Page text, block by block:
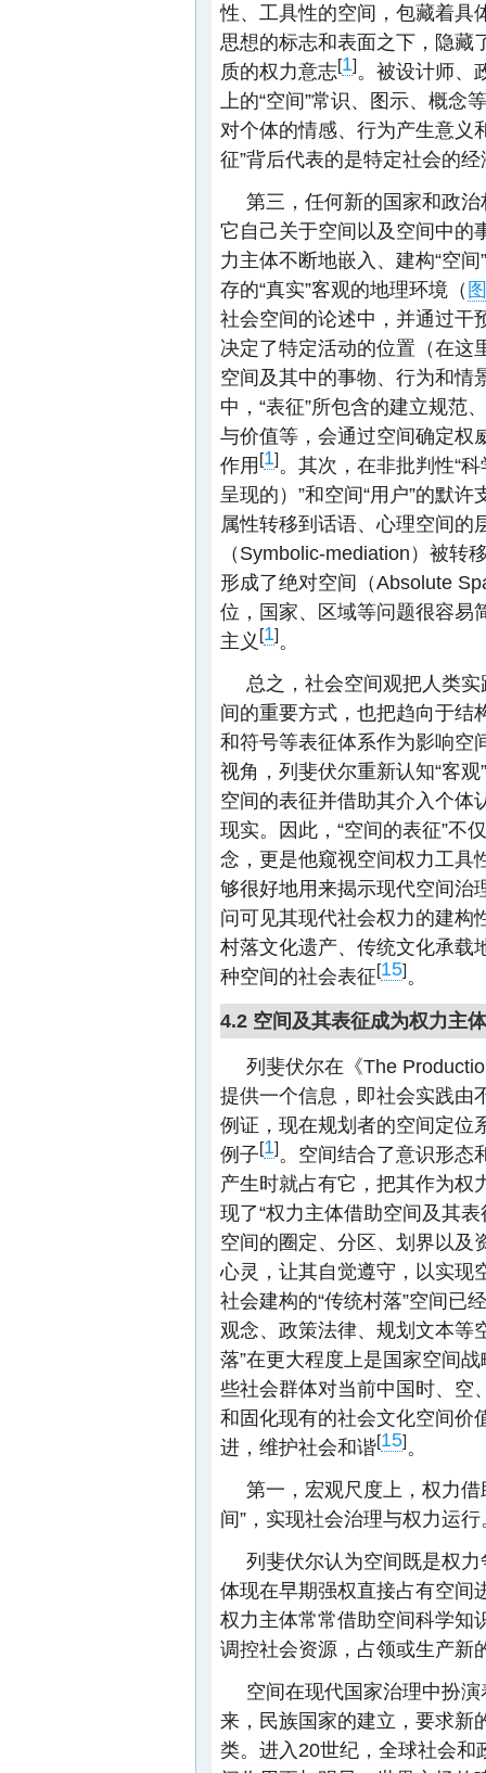
性、工具性的空间，包藏着具
思想的标志和表面之下，隐藏
质的权力意志[1]。被设计师、
上的“空间”常识、图示、概
对个体的情感、行为产生意义
征”背后代表的是特定社会的
第三，任何新的国家和政
它自己关于空间以及空间中的
力主体不断地嵌入、建构“空
存的“真实”客观的地理环境（
社会空间的论述中，并通过干
决定了特定活动的位置（在这
空间及其中的事物、行为和情
中，“表征”所包含的建立规范
与价值等，会通过空间确定权
作用 [1]。其次，在非批判性“
呈现的）”和空间“用户”的默
属性转移到话语、心理空间的
（Symbolic-mediation）被转
形成了绝对空间（Absolute
位，国家、区域等问题很容易
主义 [1]。
总之，社会空间观把人类
间的重要方式，也把趋向于结
和符号等表征体系作为影响空
视角，列斐伏尔重新认知“客
空间的表征并借助其介入个体
现实。因此，“空间的表征”不
念，更是他窥视空间权力工具
够很好地用来揭示现代空间治
问可见其现代社会权力的建构
村落文化遗产、传统文化承载
种空间的社会表征[15]。
4.2 空间及其表征成为权力主
列斐伏尔在《The
提供一个信息，即社会实践由
例证，现在规划者的空间定位
例子[1]。空间结合了意识形态
产生时就占有它，把其作为权
现了“权力主体借助空间及其
空间的圈定、分区、划界以及
心灵，让其自觉遵守，以实现
社会建构的“传统村落”空间已
观念、政策法律、规划文本等
落”在更大程度上是国家空间
些社会群体对当前中国时、空
和固化现有的社会文化空间价
进，维护社会和谐[15]。
第一，宏观尺度上，权力借
间”，实现社会治理与权力运行
列斐伏尔认为空间既是权
体现在早期强权直接占有空间
权力主体常常借助空间科学知
调控社会资源，占领或生产新
空间在现代国家治理中扮
来，民族国家的建立，要求新
类。进入20世纪，全球社会